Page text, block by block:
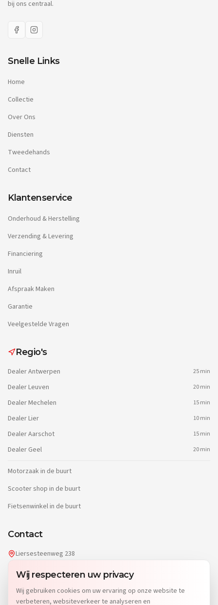
Wij respecteren uw privacy
Wij gebruiken cookies om uw ervaring op onze website te
verbeteren, websiteverkeer te analyseren en
bij ons centraal.
Snelle Links
Home
Collectie
Over Ons
Diensten
Tweedehands
Contact
Klantenservice
Onderhoud & Herstelling
Verzending & Levering
Financiering
Inruil
Afspraak Maken
Garantie
Veelgestelde Vragen
Regio's
DealerAntwerpen 25 min
DealerLeuven 20 min
DealerMechelen 15 min
DealerLier 10 min
DealerAarschot 15 min
Dealer Geel 20 min
Motorzaak in de buurt
Scooter shop in de buurt
Fietsenwinkel in de buurt
Contact
Liersesteenweg 238
info@dgwheels.be
014 96 04 32